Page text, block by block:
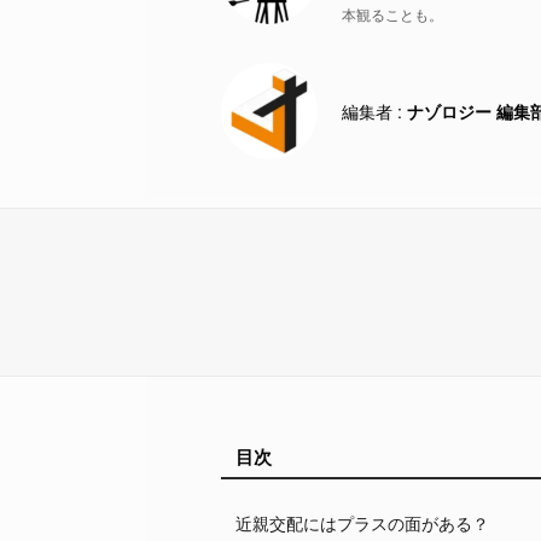
本観ることも。
ナゾロジー 編集
目次
近親交配にはプラスの面がある？